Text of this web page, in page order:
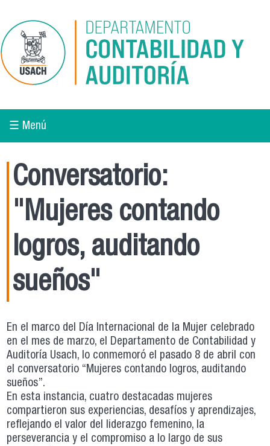
☰ Menú
Conversatorio:
"Mujeres contando
logros, auditando
sueños"
En el marco del Día Internacional de la Mujer celebrado
en el mes de marzo, el Departamento de Contabilidad y
Auditoría Usach, lo conmemoró el pasado 8 de abril con
el conversatorio “Mujeres contando logros, auditando
sueños”.
En esta instancia, cuatro destacadas mujeres
compartieron sus experiencias, desafíos y aprendizajes,
reflejando el valor del liderazgo femenino, la
perseverancia y el compromiso a lo largo de sus